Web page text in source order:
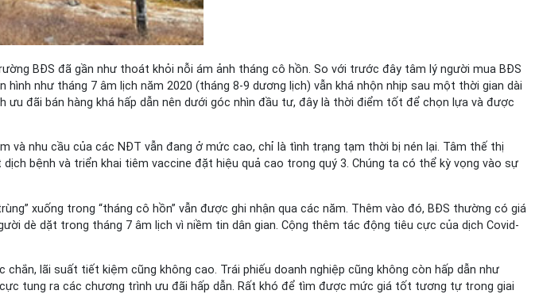
BĐS đã gần như thoát khỏi nỗi ám ảnh tháng cô hồn. So với trước đây tâm lý người mua BĐS
như tháng 7 âm lịch năm 2020 (tháng 8-9 dương lịch) vẫn khá nhộn nhịp sau một thời gian dài
đãi bán hàng khá hấp dẫn nên dưới góc nhìn đầu tư, đây là thời điểm tốt để chọn lựa và được
và nhu cầu của các NĐT vẫn đang ở mức cao, chỉ là tình trạng tạm thời bị nén lại. Tâm thế thị
bệnh và triển khai tiêm vaccine đặt hiệu quả cao trong quý 3. Chúng ta có thể kỳ vọng vào sự
xuống trong “tháng cô hồn” vẫn được ghi nhận qua các năm. Thêm vào đó, BĐS thường có giá
dè dặt trong tháng 7 âm lịch vì niềm tin dân gian. Cộng thêm tác động tiêu cực của dịch Covid-
lãi suất tiết kiệm cũng không cao. Trái phiếu doanh nghiệp cũng không còn hấp dẫn như
tung ra các chương trình ưu đãi hấp dẫn. Rất khó để tìm được mức giá tốt tương tự trong giai